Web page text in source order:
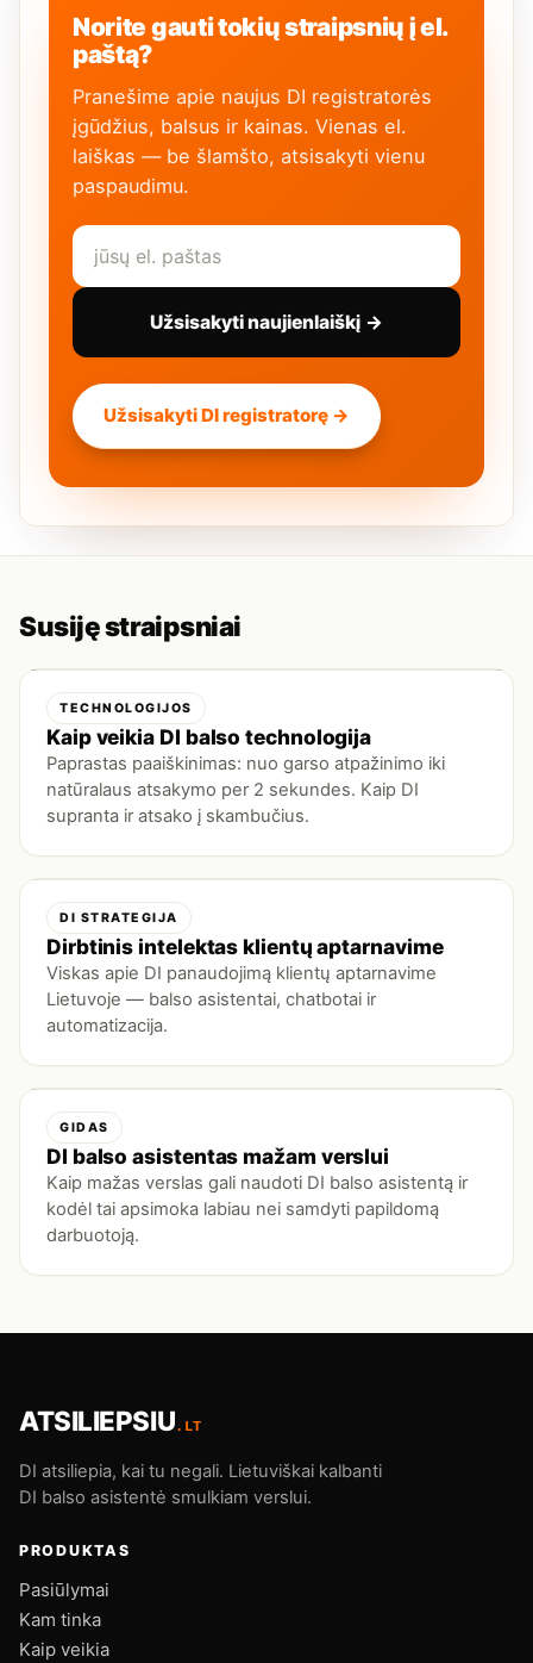
Norite gauti tokių straipsnių į el.
paštą?
Pranešime apie naujus DI registratorės
įgūdžius, balsus ir kainas. Vienas el.
laiškas — be šlamšto, atsisakyti vienu
paspaudimu.
Užsisakyti naujienlaiškį →
Užsisakyti DI registratorę →
Susiję straipsniai
TECHNOLOGIJOS
Kaip veikia DI balso technologija
Paprastas paaiškinimas: nuo garso atpažinimo iki
natūralaus atsakymo per 2 sekundes. Kaip DI
supranta ir atsako į skambučius.
DI STRATEGIJA
Dirbtinis intelektas klientų aptarnavime
Viskas apie DI panaudojimą klientų aptarnavime
Lietuvoje — balso asistentai, chatbotai ir
automatizacija.
GIDAS
DI balso asistentas mažam verslui
Kaip mažas verslas gali naudoti DI balso asistentą ir
kodėl tai apsimoka labiau nei samdyti papildomą
darbuotoją.
ATSILIEPSIU.LT
DI atsiliepia, kai tu negali. Lietuviškai kalbanti
DI balso asistentė smulkiam verslui.
PRODUKTAS
Pasiūlymai
Kam tinka
Kaip veikia